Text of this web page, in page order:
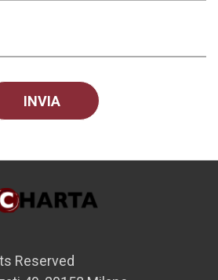
Reserved